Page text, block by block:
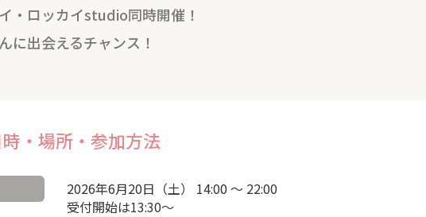
・ロッカイstudio同時開催！
に出会えるチャンス！
・場所・参加方法
2026年6月20日（土） 14:00 ～ 22:00
受付開始は13:30～